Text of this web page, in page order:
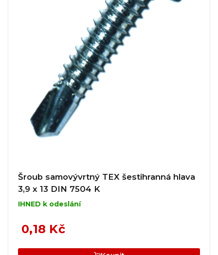
Šroub samovývrtný TEX šestihranná hlava
3,9 x 13 DIN 7504 K
IHNED k odeslání
0,18 Kč